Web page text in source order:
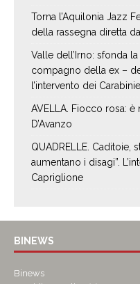
Torna l’Aquilonia Jazz
della rassegna diretta
Valle dell’Irno: sfonda
compagno della ex –
l’intervento dei
AVELLA. Fiocco rosa:
D’Avanzo
QUADRELLE. Caditoie,
aumentano i disagi”.
Capriglione
BINEWS
Binews